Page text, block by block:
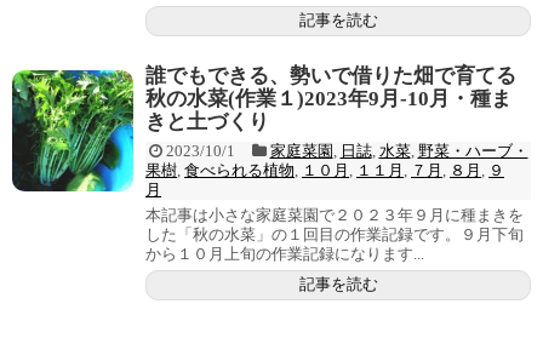
記事を読む
誰でもできる、勢いで借りた畑で育てる
秋の水菜(作業１)2023年9月-10月・種ま
きと土づくり
2023/10/1 家庭菜園 日誌, 水菜, 野菜・ハーブ・
果樹 食べられる植物 １０月 １１月 ７月 ８月
９
月
本記事は小さな家庭菜園で２０２３年９月に種まきを
した「秋の水菜」の１回目の作業記録です。９月下旬
から１０月上旬の作業記録になります...
記事を読む